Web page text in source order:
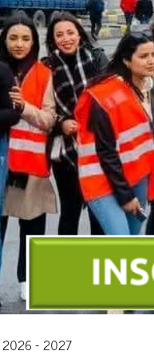
2026 - 2027